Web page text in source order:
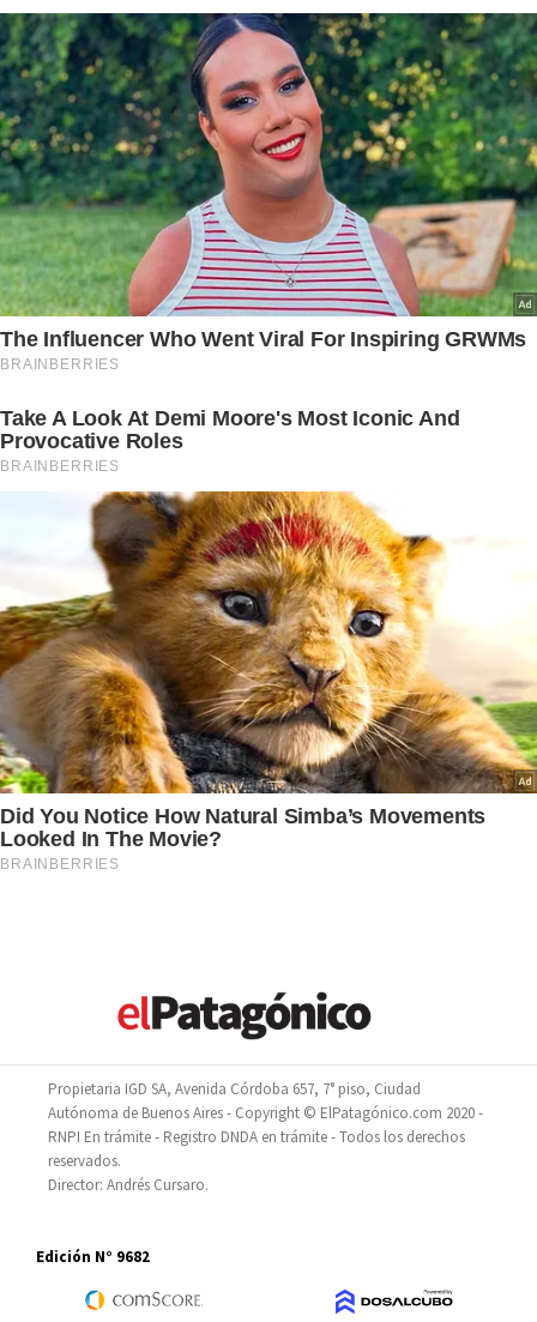
Propietaria IGD SA, Avenida Córdoba 657, 7° piso, Ciudad
Autónoma de Buenos Aires - Copyright © ElPatagónico.com 2020 -
RNPI En trámite - Registro DNDA en trámite - Todos los derechos
reservados.
Director: Andrés Cursaro.
Edición N° 9682